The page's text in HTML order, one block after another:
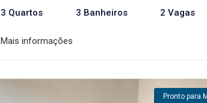
3 Quartos 3 Banheiros 2 Vagas
Mais informações
Pronto para